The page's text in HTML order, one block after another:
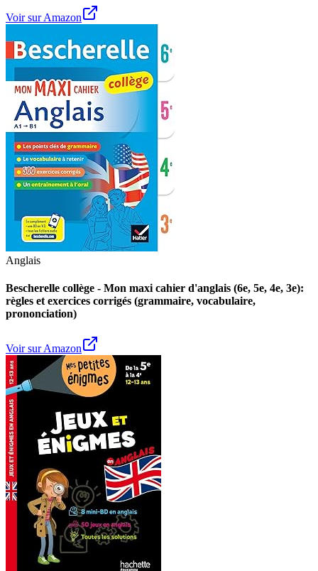
Voir sur Amazon
Anglais
Bescherelle collège - Mon maxi cahier d'anglais (6e, 5e, 4e, 3e):
règles et exercices corrigés (grammaire, vocabulaire,
prononciation)
Voir sur Amazon